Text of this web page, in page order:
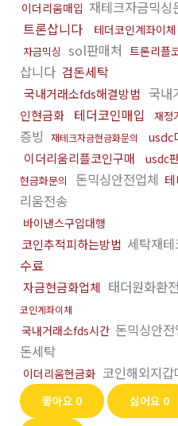
이더리움매입 재테크자금믹싱
트론삽니다
테더코인계좌이체
자금믹싱 sol판매처 트론리플
삽니다 검돈세탁
국내거래소fds해결방법 국내
인현금화
테더코인매입 재정
증빙
재테크자금현금화문의
usdc
이더리움리플코인구매
usdc
현금화문의
돈믹싱안전업체
리움전송
바이낸스구입대행
코인추적피하는방법 세탁재
수료
자금현금화업체 태더원화환전
코인계좌이체
국내거래소fds시간 돈믹싱안전
돈세탁
이더리움현금화 코인해외지갑
좋아요 0 싫어요 0